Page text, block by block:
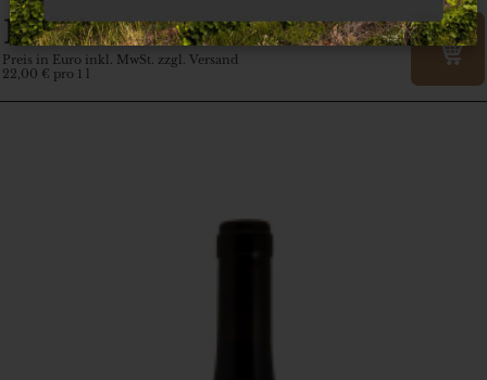
16,50€
Preis in Euro inkl. MwSt. zzgl. Versand
22,00 € pro 1 l